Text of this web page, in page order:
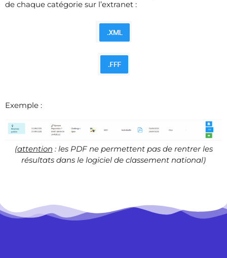
de chaque catégorie sur l’extranet :
Exemple :
(attention : les PDF ne permettent pas de rentrer les
résultats dans le logiciel de classement national)